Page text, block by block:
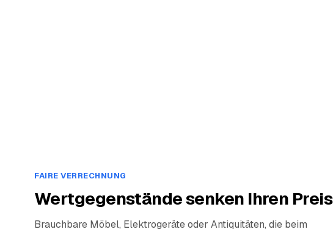
FAIRE VERRECHNUNG
Wertgegenstände senken Ihren Preis
Brauchbare Möbel, Elektrogeräte oder Antiquitäten, die beim